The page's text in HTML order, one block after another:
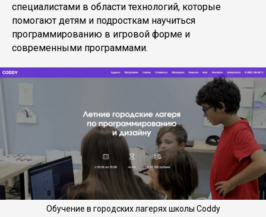
специалистами в области технологий, которые
помогают детям и подросткам научиться
программированию в игровой форме и
современными программами.
Обучение в городских лагерях школы Coddy